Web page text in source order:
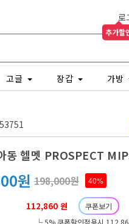
추가할
로
고글 장갑 가방
53751
동 헬멧 PROSPECT
원 198,000원 40%
112,860 원
쿠폰보기
└ 5% 쿠폰할인적용시